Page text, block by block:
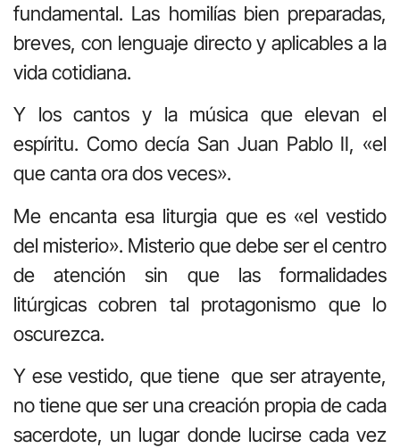
fundamental. Las homilías bien preparadas,
breves, con lenguaje directo y aplicables a la
vida cotidiana.
Y los cantos y la música que elevan el
espíritu. Como decía San Juan Pablo II, «el
que canta ora dos veces».
Me encanta esa liturgia que es «el vestido
del misterio». Misterio que debe ser el centro
de atención sin que las formalidades
litúrgicas cobren tal protagonismo que lo
oscurezca.
Y ese vestido, que tiene que ser atrayente,
no tiene que ser una creación propia de cada
sacerdote, un lugar donde lucirse cada vez